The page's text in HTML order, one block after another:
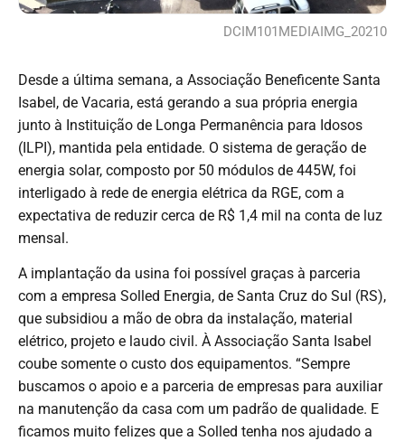
DCIM101MEDIAIMG_20210
Desde a última semana, a Associação Beneficente Santa
Isabel, de Vacaria, está gerando a sua própria energia
junto à Instituição de Longa Permanência para Idosos
(ILPI), mantida pela entidade. O sistema de geração de
energia solar, composto por 50 módulos de 445W, foi
interligado à rede de energia elétrica da RGE, com a
expectativa de reduzir cerca de R$ 1,4 mil na conta de luz
mensal.
A implantação da usina foi possível graças à parceria
com a empresa Solled Energia, de Santa Cruz do Sul (RS),
que subsidiou a mão de obra da instalação, material
elétrico, projeto e laudo civil. À Associação Santa Isabel
coube somente o custo dos equipamentos. “Sempre
buscamos o apoio e a parceria de empresas para auxiliar
na manutenção da casa com um padrão de qualidade. E
ficamos muito felizes que a Solled tenha nos ajudado a